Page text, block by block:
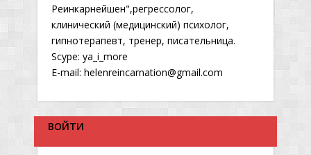
Реинкарнейшен",регрессолог,
клинический (медицинский) психолог,
гипнотерапевт, тренер, писательница.
Scype: ya_i_more
E-mail: helenreincarnation@gmail.com
ВОЙТИ